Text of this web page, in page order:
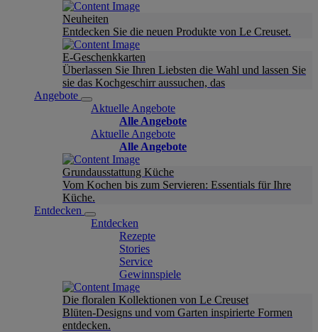
Neuheiten
Entdecken Sie die neuen Produkte von Le Creuset.
E-Geschenkkarten
Überlassen Sie Ihren Liebsten die Wahl und lassen Sie
sie das Kochgeschirr aussuchen, das
Angebote
Aktuelle Angebote
Alle Angebote
Aktuelle Angebote
Alle Angebote
Grundausstattung Küche
Vom Kochen bis zum Servieren: Essentials für Ihre
Küche.
Entdecken
Entdecken
Rezepte
Stories
Service
Gewinnspiele
Die floralen Kollektionen von Le Creuset
Blüten-Designs und vom Garten inspirierte Formen
entdecken.